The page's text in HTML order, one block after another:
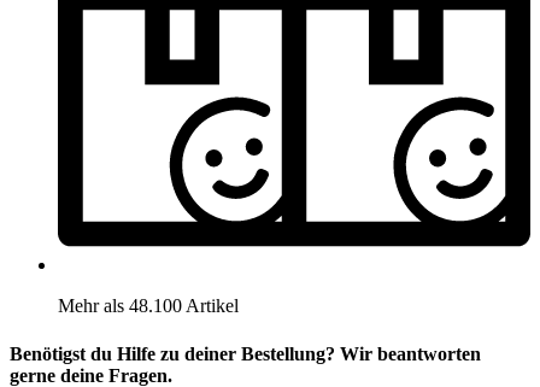
Mehr als 48.100 Artikel
Benötigst du Hilfe zu deiner Bestellung? Wir beantworten
gerne deine Fragen.